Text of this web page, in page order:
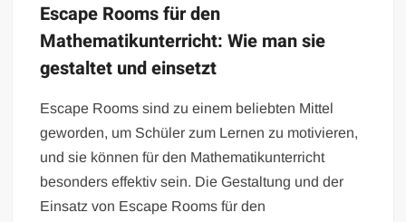
Escape Rooms für den
Mathematikunterricht: Wie man sie
gestaltet und einsetzt
Escape Rooms sind zu einem beliebten Mittel
geworden, um Schüler zum Lernen zu motivieren,
und sie können für den Mathematikunterricht
besonders effektiv sein. Die Gestaltung und der
Einsatz von Escape Rooms für den